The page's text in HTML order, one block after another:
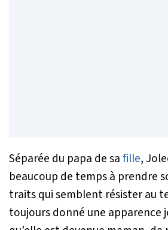
Séparée du papa de safille,
beaucoup de temps à prendre
traits qui semblent résister au
toujours donné une apparence